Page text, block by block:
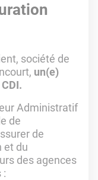
société de
un(e)
Administratif
de
de
et du
des agences
: